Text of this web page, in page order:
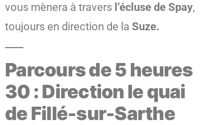
vous mènera à travers l’écluse de Spay,
toujours en direction de la Suze.
Parcours de 5 heures
30 : Direction le quai
de Fillé-sur-Sarthe